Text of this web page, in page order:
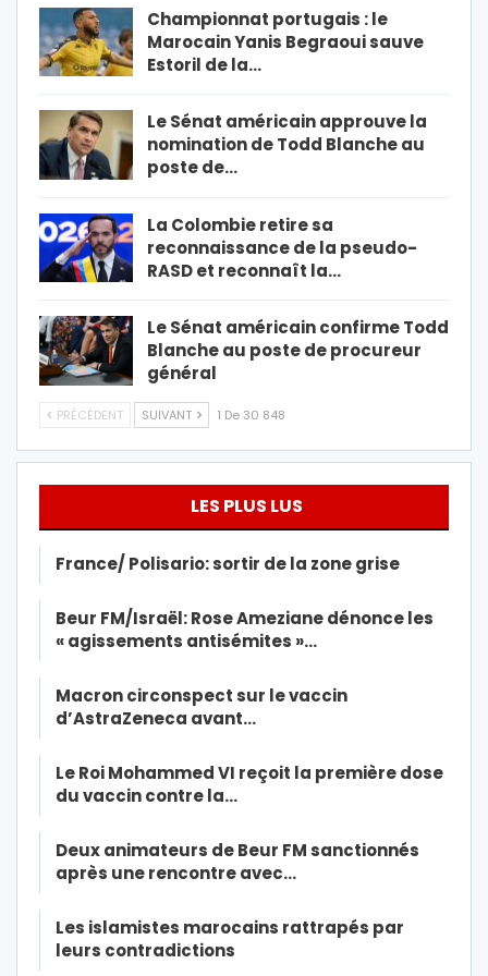
Championnat portugais : le
Marocain Yanis Begraoui sauve
Estoril de la…
Le Sénat américain approuve la
nomination de Todd Blanche au
poste de…
La Colombie retire sa
reconnaissance de la pseudo-
RASD et reconnaît la…
Le Sénat américain confirme Todd
Blanche au poste de procureur
général
PRÉCÉDENT SUIVANT 1 De 30 848
LES PLUS LUS
France/ Polisario: sortir de la zone grise
Beur FM/Israël: Rose Ameziane dénonce les
« agissements antisémites »…
Macron circonspect sur le vaccin
d’AstraZeneca avant…
Le Roi Mohammed VI reçoit la première dose
du vaccin contre la…
Deux animateurs de Beur FM sanctionnés
après une rencontre avec…
Les islamistes marocains rattrapés par
leurs contradictions